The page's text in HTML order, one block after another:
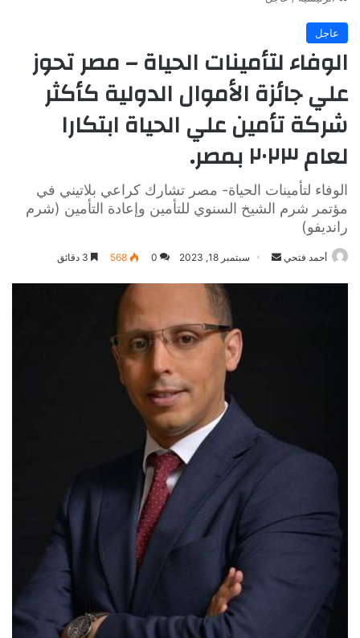
عاجل
الوفاء لتأمينات الحياة – مصر تحوز
علي جائزة الأموال الدولية كأكثر
شركة تأمين علي الحياة ابتكارا
لعام ٢٠٢٣ بمصر.
الوفاء لتأمينات الحياة- مصر تشارك كراعي بلاتيني في
مؤتمر شرم الشيخ السنوي للتأمين وإعادة التأمين (شرم
رانديفو)
أحمد فتحي
أرسل سبتمبر 18, 2023 0
568